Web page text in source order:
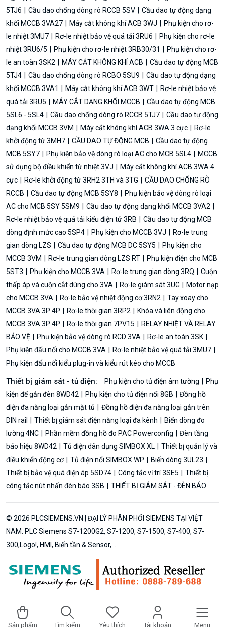
Sản phẩm Tìm kiếm Yêu thích Tài khoản Menu
5TJ6
Cầu dao chống dòng rò RCCB 5SV
Cầu dao tự động dạng
khối MCCB 3VA27
Máy cắt không khí ACB 3WJ
Phụ kiện cho rơ-
le nhiệt 3MU7
Rơ-le nhiệt bảo vệ quá tải 3RU6
Phụ kiện cho rơ-le
nhiệt 3RU6/5
Phụ kiện cho rơ-le nhiệt 3RB30/31
Phụ kiện cho rơ-
le an toàn 3SK2
MÁY CẮT KHÔNG KHÍ ACB
Cầu dao tự động MCB
5TJ4
Cầu dao chống dòng rò RCBO 5SU9
Cầu dao tự động dạng
khối MCCB 3VA1
Máy cắt không khí ACB 3WT
Rơ-le nhiệt bảo vệ
quá tải 3RU5
MÁY CẮT DẠNG KHỐI MCCB
Cầu dao tự động MCB
5SL6 - 5SL4
Cầu dao chống dòng rò RCCB 5TJ7
Cầu dao tự động
dạng khối MCCB 3VM
Máy cắt không khí ACB 3WA 3 cực
Rơ-le
khởi động từ 3MH7
CẦU DAO TỰ ĐỘNG MCB
Cầu dao tự động
MCB 5SY7
Phụ kiện bảo vệ dòng rò loại AC cho MCB 5SL4
MCCB
sử dụng bộ điều khiển từ nhiệt 3VJ
Máy cắt không khí ACB 3WA 4
cực
Rơ-le khởi động từ 3RH2 3TH và 3TG
CẦU DAO CHỐNG RÒ
RCCB
Cầu dao tự động MCB 5SY8
Phụ kiện bảo vệ dòng rò loại
AC cho MCB 5SY 5SM9
Cầu dao tự động dạng khối MCCB 3VA2
Rơ-le nhiệt bảo vệ quá tải kiểu điện tử 3RB
Cầu dao tự động MCB
dòng định mức cao 5SP4
Phụ kiện cho MCCB 3VJ
Rơ-le trung
gian dòng LZS
Cầu dao tự động MCB DC 5SY5
Phụ kiện cho
MCCB 3VM
Rơ-le trung gian dòng LZS RT
Phụ kiện điện cho MCB
5ST3
Phụ kiện cho MCCB 3VA Rơ-le trung gian dòng 3RQ
Cuộn
thấp áp và cuộn cắt dùng cho 3VA
Rơ-le giám sát 3UG
Motor nạp
cho MCCB 3VA
Rơ-le bảo vệ nhiệt động cơ 3RN2
Tay xoay cho
MCCB 3VA 3P 4P
Rơ-le thời gian 3RP2
Khóa và liên động cho
MCCB 3VA 3P 4P
Rơ-le thời gian 7PV15
RELAY NHIỆT VÀ RELAY
BẢO VỆ
Phụ kiện bảo vệ dòng rò RCD 3VA
Rơ-le an toàn 3SK
Phụ kiện đấu nối cho MCCB 3VA
Rơ-le nhiệt bảo vệ quá tải 3MU7
Phụ kiện đấu nối kiểu plug-in và kiểu rút kéo cho MCCB
Thiết bị giám sát - tủ điện: Phụ kiện cho tủ điện âm tường
Phụ
kiện để gắn đèn 8WD42
Phụ kiện cho tủ điện nổi 8GB
Đồng hồ
điện đa năng loại gắn mặt tủ
Đồng hồ điện đa năng loại gắn trên
DIN rail
Thiết bị giám sát điện năng loại đa kênh
Biến dòng đo
lường 4NC
Phần mềm đồng hồ đo PAC Powerconfig
Đèn tầng
báo hiệu 8WD42
Tủ điện dân dụng SIMBOX XL
Thiết bị quản lý và
điều khiển động cơ
Tủ điện nổi SIMBOX WP
Biến dòng 3UL23
Thiết bị bảo vệ quá điện áp 5SD74
Công tắc vị trí 3SE5
Thiết bị
công tắc nút nhấn đèn báo 3SB
THIẾT BỊ GIÁM SÁT - ĐÈN BÁO
© 2026 PLCSIEMENS.VN | ĐẠI LÝ PHÂN PHỐI SIEMENS TẠI VIỆT
NAM. PLC Siemens S7-1200G2, S7-1200, S7-1500, S7-400, S7-
300,Logo!, HMI, Biến tần & Sensor,...